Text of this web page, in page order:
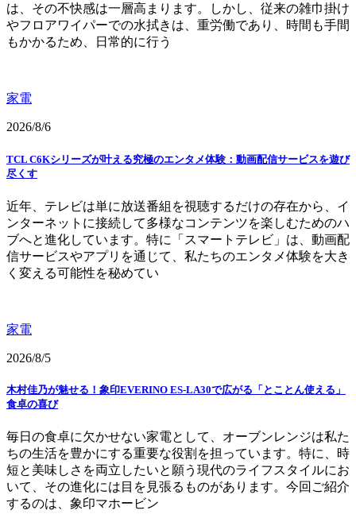
は、その不快感は一層高まります。しかし、従来の雑巾掛け
やフロアワイパーでの水拭きは、重労働であり、時間も手間
もかかるため、日常的に行う
家電
2026/8/6
TCL C6Kシリーズが叶える究極のエンタメ体験：動画配信サービスを遊び
尽くす
近年、テレビは単に放送番組を視聴するだけの存在から、イ
ンターネットに接続して多様なコンテンツを楽しむためのハ
ブへと進化しています。特に「スマートテレビ」は、動画配
信サービスやアプリを通じて、私たちのエンタメ体験を大き
く変える可能性を秘めてい
家電
2026/8/5
木村佳乃が魅せる！象印EVERINO ES-LA30で広がる「とことん使える」
食卓の喜び
毎日の食卓に欠かせない家電として、オーブンレンジは私た
ちの生活を豊かにする重要な役割を担っています。特に、時
短と美味しさを両立したいと願う現代のライフスタイルにお
いて、その進化には目を見張るものがあります。今回ご紹介
するのは、象印マホービン